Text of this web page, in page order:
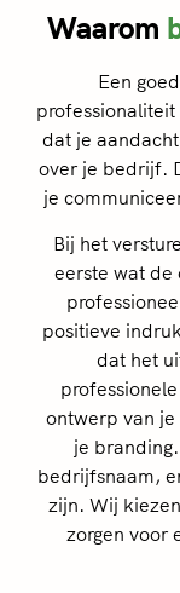
Waarom
Een
dat je
over je bedrijf.
je
Bij het
eerste wat de
positieve
dat het
ontwerp van
je
bedrijfsnaam,
zijn. Wij
zorgen voor